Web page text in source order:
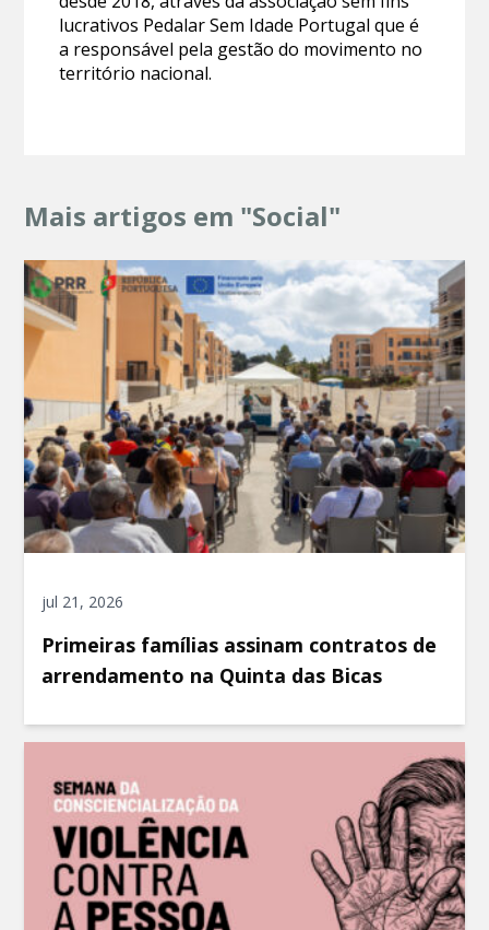
lucrativos Pedalar Sem Idade Portugal que é
a responsável pela gestão do movimento no
território nacional.
Mais artigos em "Social"
jul 21, 2026
Primeiras famílias assinam contratos de
arrendamento na Quinta das Bicas